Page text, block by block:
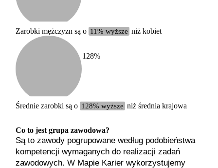
średnie
Zarobki mężczyzn są o 11% wyższe niż kobiet
128%
Średnie zarobki są o 128% wyższe niż średnia krajowa
Co to jest grupa zawodowa?
Są to zawody pogrupowane według podobieństwa
kompetencji wymaganych do realizacji zadań
zawodowych. W Mapie Karier wykorzystujemy